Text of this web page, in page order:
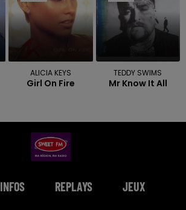
ALICIA KEYS
Girl On Fire
TEDDY SWIMS
Mr Know It All
INFOS REPLAYS JEUX